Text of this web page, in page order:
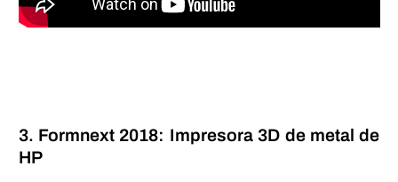
3. Formnext 2018: Impresora 3D de metal de
HP